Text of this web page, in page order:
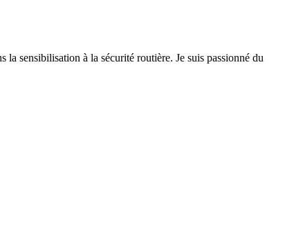
la sensibilisation à la sécurité routière. Je suis passionné du